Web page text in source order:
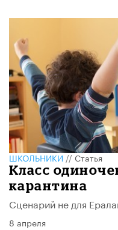
ШКОЛЬНИКИ//Статья
Класс
карантина
Сценарий не для
8 апреля